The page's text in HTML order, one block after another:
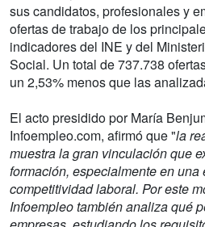
sus candidatos, profesionales y
ofertas de trabajo de los
indicadores del INE y del
Social. Un total de 737.738
un 2,53% menos que las
El acto presidido por María
Infoempleo.com, afirmó que "la
muestra la gran vinculación que
formación, especialmente en
competitividad laboral. Por este
Infoempleo también analiza qué